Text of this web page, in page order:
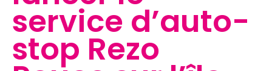
service d’auto-
stop Rezo